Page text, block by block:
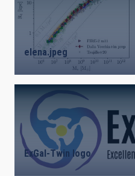
elena.jpeg
ExGal-Twin logo